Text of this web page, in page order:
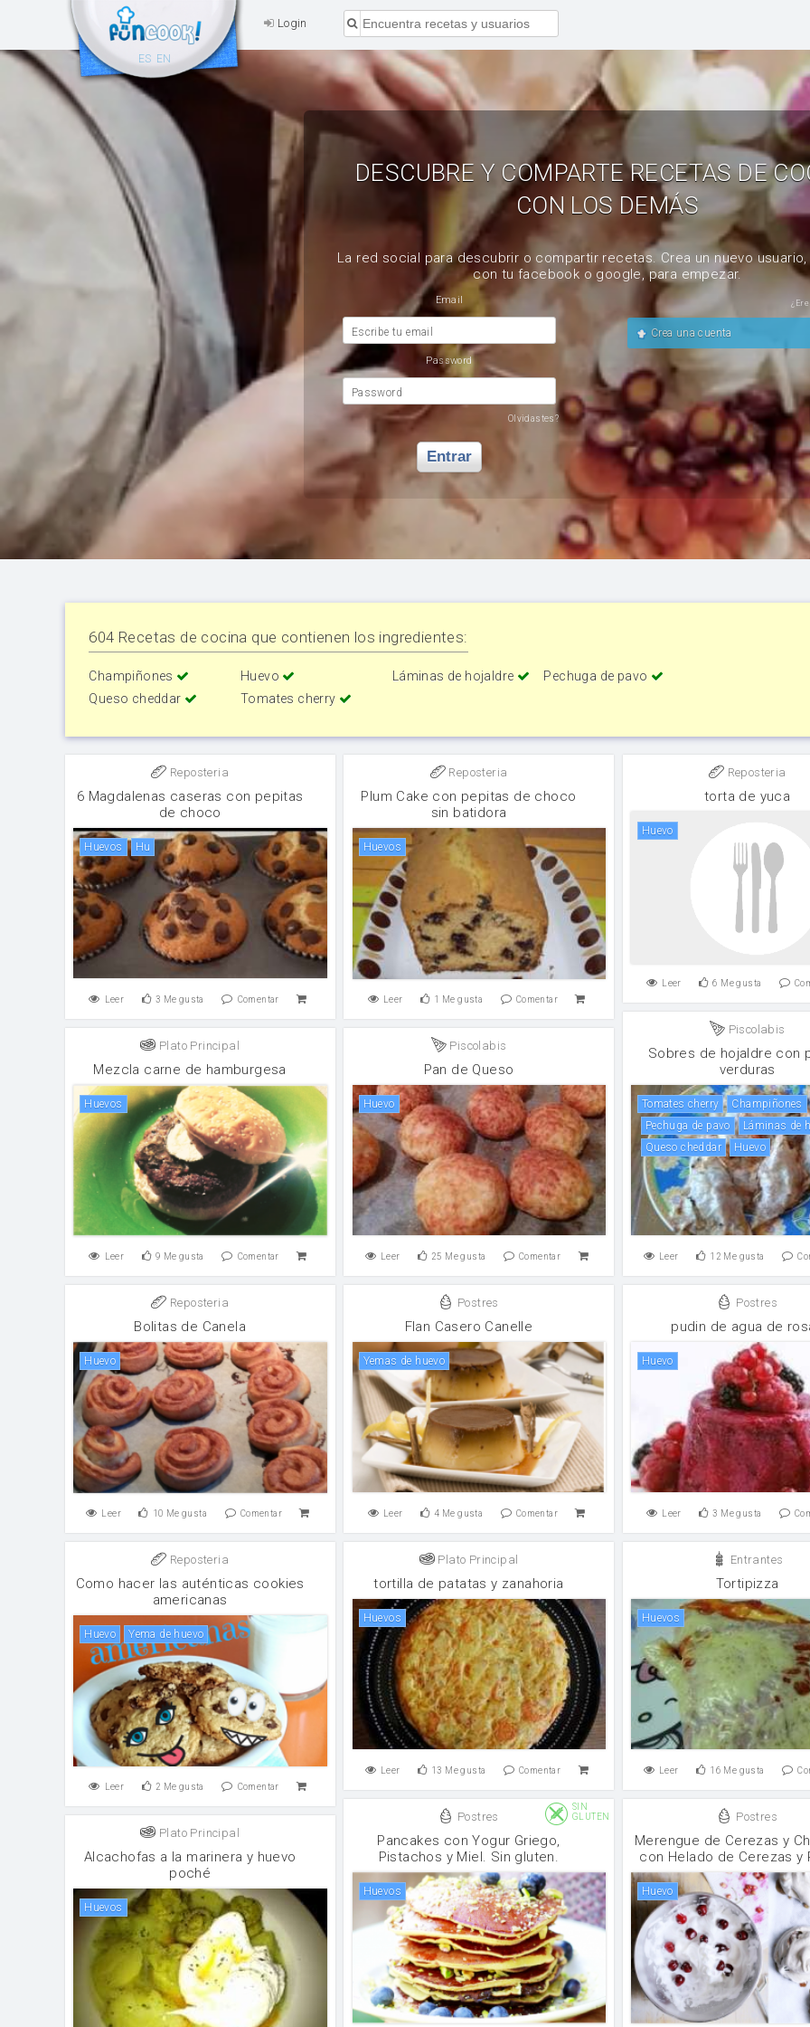
Login
ES EN
DESCUBRE Y COMPARTE RECETAS DE
CON LOS DEMÁS
La red social para descubrir o compartir recetas. Crea un nuevo
con tu facebook o google, para empezar.
Email
Escribe tu email
Password
Password
Olvidastes?
Entrar
Crea una cuenta
604 Recetas de cocina que contienen los ingredientes:
Champiñones Huevo Láminas de hojaldre
Pechuga de pavo
Queso cheddar
Tomates cherry
Reposteria
6 Magdalenas caseras con pepitas
de choco
huevos hu
Leer 3 Me gusta Comentar
Reposteria
Plum Cake con pepitas de choco
sin batidora
huevos
Leer 1 Me gusta Comentar
Reposteria
torta de yuca
huevo
Leer 6 Me gusta
Piscolabis
Sobres de hojaldre con
verduras
tomates cherry
champiñones
pechuga de pavo
láminas de
queso cheddar
huevo
Leer 12 Me gusta
Plato Principal
Mezcla carne de hamburgesa
huevos
Leer 9 Me gusta Comentar
Piscolabis
Pan de Queso
huevo
Leer 25 Me gusta Comentar
Reposteria
Bolitas de Canela
huevo
Leer 10 Me gusta Comentar
Postres
Flan Casero Canelle
yemas de huevo
Leer 4 Me gusta Comentar
Postres
pudin de agua de
huevo
Leer 3 Me gusta
Reposteria
Como hacer las auténticas cookies
americanas
huevo Yema de huevo
Leer 2 Me gusta Comentar
Plato Principal
tortilla de patatas y zanahoria
huevos
Leer 13 Me gusta Comentar
Entrantes
Tortipizza
huevos
Leer 16 Me gusta
Postres
SIN
GLUTEN
Pancakes con Yogur Griego,
Pistachos y Miel. Sin gluten.
huevos
Postres
Merengue de Cerezas y
con Helado de Cerezas y
huevo
Plato Principal
Alcachofas a la marinera y huevo
poché
huevos